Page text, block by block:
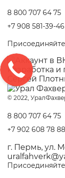
8 800 707 64 75
+7 908 581-39-46
Разработка и
Сергей
© 2022,
8 800 707 64 75
+7 902 608 78 88
г. Пермь, ул.